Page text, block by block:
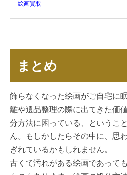
絵画買取
まとめ
飾らなくなった絵画がご自宅に
離や遺品整理の際に出てきた価
分方法に困っている、というこ
ん。もしかしたらその中に、思
ぎれているかもしれません。
古くて汚れがある絵画であって